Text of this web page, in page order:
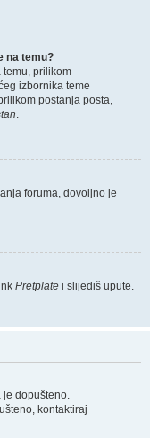
na temu?
temu, prilikom
izbornika teme
postanja posta,
.
foruma, dovoljno je
Pretplate i slijediš upute.
je dopušteno.
kontaktiraj